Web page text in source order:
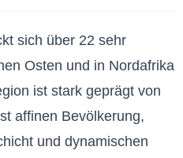
sich über 22 sehr
Osten und in Nordafrika
ist stark geprägt von
affinen Bevölkerung,
und dynamischen